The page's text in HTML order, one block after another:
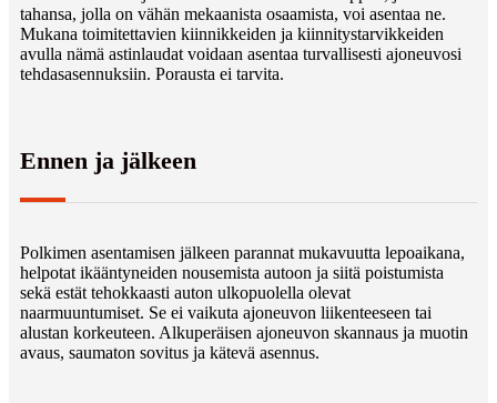
tahansa, jolla on vähän mekaanista osaamista, voi asentaa ne.
Mukana toimitettavien kiinnikkeiden ja kiinnitystarvikkeiden
avulla nämä astinlaudat voidaan asentaa turvallisesti ajoneuvosi
tehdasasennuksiin. Porausta ei tarvita.
Ennen ja jälkeen
Polkimen asentamisen jälkeen parannat mukavuutta lepoaikana,
helpotat ikääntyneiden nousemista autoon ja siitä poistumista
sekä estät tehokkaasti auton ulkopuolella olevat
naarmuuntumiset. Se ei vaikuta ajoneuvon liikenteeseen tai
alustan korkeuteen. Alkuperäisen ajoneuvon skannaus ja muotin
avaus, saumaton sovitus ja kätevä asennus.